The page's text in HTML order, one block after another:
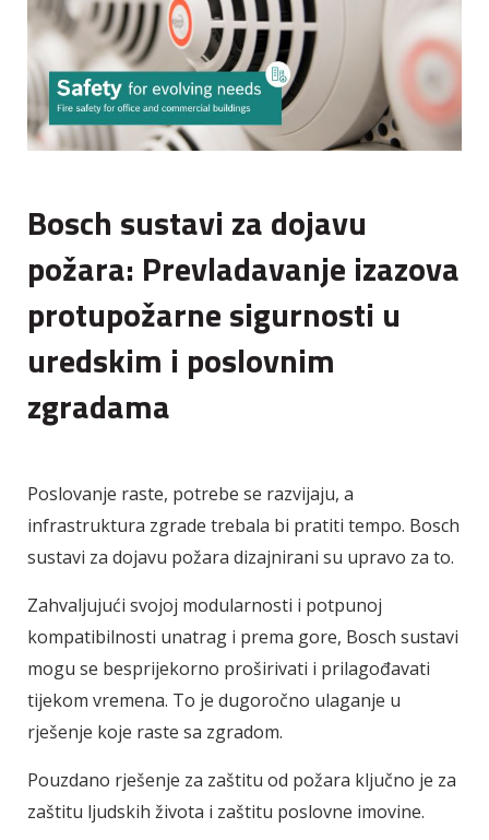
Bosch sustavi za dojavu
požara: Prevladavanje izazova
protupožarne sigurnosti u
uredskim i poslovnim
zgradama
Poslovanje raste, potrebe se razvijaju, a
infrastruktura zgrade trebala bi pratiti tempo. Bosch
sustavi za dojavu požara dizajnirani su upravo za to.
Zahvaljujući svojoj modularnosti i potpunoj
kompatibilnosti unatrag i prema gore, Bosch sustavi
mogu se besprijekorno proširivati ​​i prilagođavati
tijekom vremena. To je dugoročno ulaganje u
rješenje koje raste sa zgradom.
Pouzdano rješenje za zaštitu od požara ključno je za
zaštitu ljudskih života i zaštitu poslovne imovine.